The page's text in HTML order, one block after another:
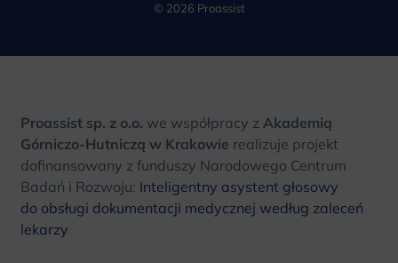
© 2026 Proassist
Proassist sp. z o.o. we współpracy z Akademią
Górniczo-Hutniczą w Krakowie realizuje projekt
dofinansowany z funduszy Narodowego Centrum
Badań i Rozwoju: Inteligentny asystent głosowy
do obsługi dokumentacji medycznej według zaleceń
lekarzy